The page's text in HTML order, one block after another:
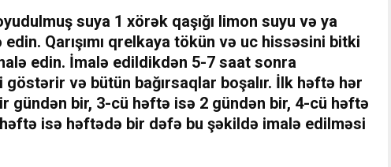
suya 1 xörək qaşığı limon suyu və ya
Qarışımı qrelkaya tökün və uc hissəsini bitki
edin. İmalə edildikdən 5-7 saat sonra
və bütün bağırsaqlar boşalır. İlk həftə hər
gündən bir, 3-cü həftə isə 2 gündən bir, 4-cü həftə
isə həftədə bir dəfə bu şəkildə imalə edilməsi